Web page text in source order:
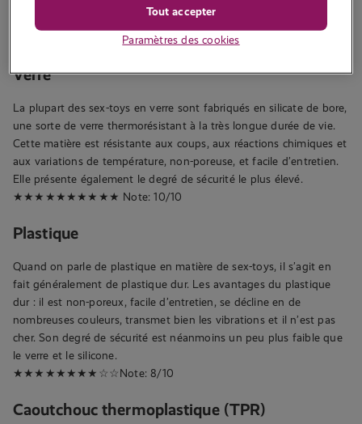
que ceux en caoutchouc ou plastique.
★★★★★★★★★★ Note: 10/10
Verre
La plupart des sex-toys en verre sont fabriqués en silicate de bore,
une sorte de verre thermorésistant à la très longue durée de vie.
Cette matière est résistante aux coups, aux réactions chimiques et
aux variations de température, non-poreuse, et facile d’entretien.
Elle présente également le degré de sécurité le plus élevé.
★★★★★★★★★★ Note: 10/10
Plastique
Quand on parle de plastique en matière de sex-toys, il s’agit en
fait généralement de plastique dur. Les avantages du plastique
dur : il est non-poreux, facile d’entretien, se décline en de
nombreuses couleurs, transmet bien les vibrations et il n’est pas
cher. Son degré de sécurité est néanmoins un peu plus faible que
le verre et le silicone.
★★★★★★★★☆☆Note: 8/10
Caoutchouc thermoplastique (TPR)
Paramètres des cookies
Tout accepter